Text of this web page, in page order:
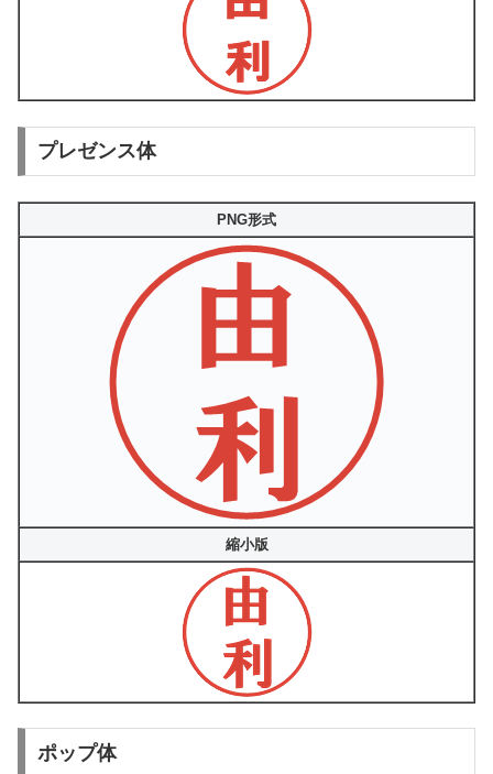
プレゼンス体
PNG形式
縮小版
ポップ体